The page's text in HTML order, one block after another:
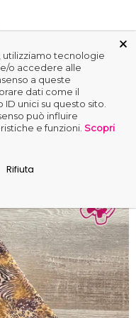
utilizziamo tecnologie
o accedere alle
a queste
dati come il
unici su questo sito.
può influire
e funzioni. Scopri
Rifiuta